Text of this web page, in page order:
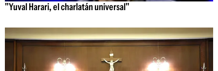
"Yuval Harari, el charlatán universal"